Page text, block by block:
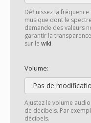
Définissez la
musique dont le
demande des valeurs
garantir la
sur le wiki.
Volume:
Pas de
Ajustez le volume
de décibels. Par
décibels.